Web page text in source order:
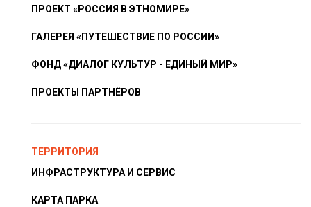
ПРОЕКТ «РОССИЯ В ЭТНОМИРЕ»
ГАЛЕРЕЯ «ПУТЕШЕСТВИЕ ПО РОССИИ»
ФОНД «ДИАЛОГ КУЛЬТУР - ЕДИНЫЙ МИР»
ПРОЕКТЫ ПАРТНЁРОВ
ТЕРРИТОРИЯ
ИНФРАСТРУКТУРА И СЕРВИС
КАРТА ПАРКА